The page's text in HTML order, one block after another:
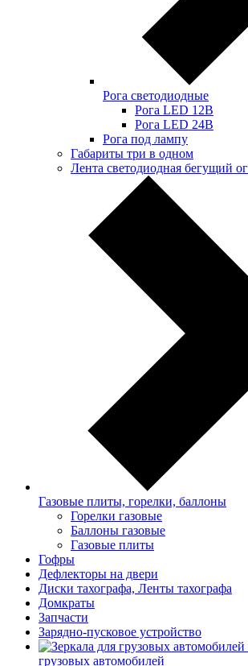
Рога светодиодные
Рога LED 12В
Рога LED 24В
Рога под лампу
Габариты три в одном
Лента светодиодная бегущий
Газовые плиты, горелки, баллоны
Горелки газовые
Баллоны газовые
Газовые плиты
Гофры
Дефлекторы на двери
Диски тахографа, Ленты тахографа
Домкраты
Запчасти
Зарядно-пусковое устройство
грузовых автомобилей